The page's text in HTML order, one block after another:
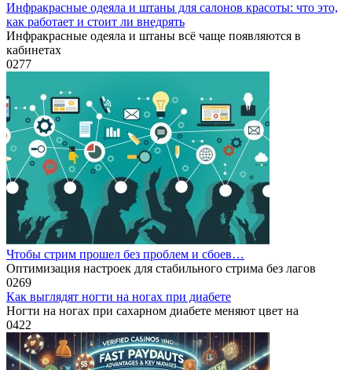
Инфракрасные одеяла и штаны для салонов красоты: что это,
как работает и стоит ли внедрять
Инфракрасные одеяла и штаны всё чаще появляются в
кабинетах
0277
Чтобы стрим прошел без проблем и сбоев…
Оптимизация настроек для стабильного стрима без лагов
0269
Как выглядят ногти на ногах при диабете
Ногти на ногах при сахарном диабете меняют цвет на
0422